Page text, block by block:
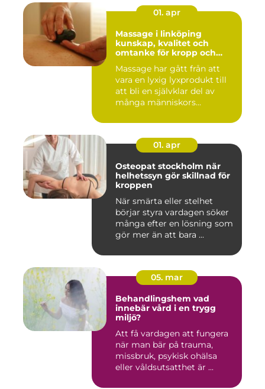
01. apr
Massage i linköping
kunskap, kvalitet och
omtanke för kropp och
Massage har gått från att
vara en lyxig lyxprodukt till
att bli en självklar del av
många människors...
01. apr
Osteopat stockholm när
helhetssyn gör skillnad för
kroppen
När smärta eller stelhet
börjar styra vardagen söker
många efter en lösning som
gör mer än att bara ...
05. mar
Behandlingshem vad
innebär vård i en trygg
miljö?
Att få vardagen att fungera
när man bär på trauma,
missbruk, psykisk ohälsa
eller våldsutsatthet är ...